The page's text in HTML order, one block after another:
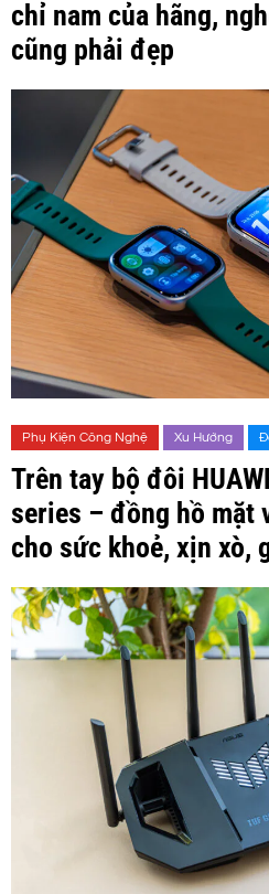
chỉ nam của hãng,
cũng phải đẹp
Phụ Kiện Công Nghệ Xu Hướng
Trên tay bộ đôi
series – đồng hồ mặt
cho sức khoẻ, xịn xò,